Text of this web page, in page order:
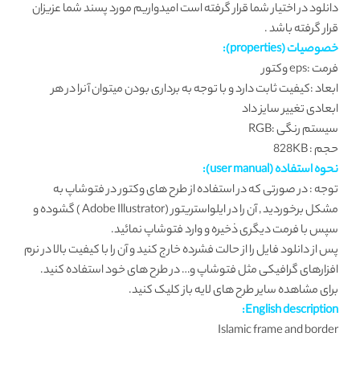
دانلود در اختیار شما قرار گرفته است امیدواریم مورد پسند شما عزیزان
قرار گرفته باشد .
خصوصیات (properties):
فرمت :eps وکتور
ابعاد :کیفیت ثابت دارد و با توجه به برداری بودن میتوان آنرا در هر
ابعادی تغییر سایز داد
سیستم رنگی :RGB
حجم : 828KB
نحوه استفاده (user manual):
توجه : در صورتی که در استفاده از طرح های وکتور در فتوشاپ به
مشکل برخوردید , آن را در ایلواستریتور (Adobe Illustrator ) گشوده و
سپس با فرمت دیگری ذخیره و وارد فتوشاپ نمائید.
پس از دانلود فایل را از حالت فشرده خارج کنید و آن را با کیفیت بالا در نرم
افزارهای گرافیکی مثل فتوشاپ و… در طرح های خود استفاده کنید.
برای مشاهده سایر طرح های لایه باز کلیک کنید.
English description:
Islamic frame and border